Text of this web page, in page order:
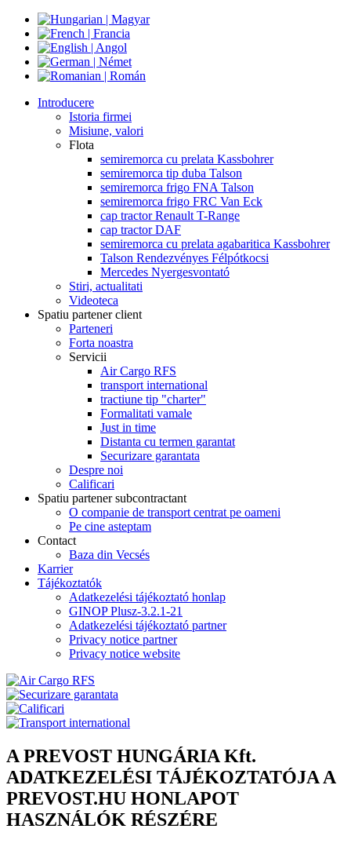
Introducere
Istoria firmei
Misiune, valori
Flota
semiremorca cu prelata Kassbohrer
semiremorca tip duba Talson
semiremorca frigo FNA Talson
semiremorca frigo FRC Van Eck
cap tractor Renault T-Range
cap tractor DAF
semiremorca cu prelata agabaritica Kassbohrer
Talson Rendezvényes Félpótkocsi
Mercedes Nyergesvontató
Stiri, actualitati
Videoteca
Spatiu partener client
Parteneri
Forta noastra
Servicii
Air Cargo RFS
transport international
tractiune tip "charter"
Formalitati vamale
Just in time
Distanta cu termen garantat
Securizare garantata
Despre noi
Calificari
Spatiu partener subcontractant
O companie de transport centrat pe oameni
Pe cine asteptam
Contact
Baza din Vecsés
Karrier
Tájékoztatók
Adatkezelési tájékoztató honlap
GINOP Plusz-3.2.1-21
Adatkezelési tájékoztató partner
Privacy notice partner
Privacy notice website
A PREVOST HUNGÁRIA Kft.
ADATKEZELÉSI TÁJÉKOZTATÓJA A
PREVOST.HU HONLAPOT
HASZNÁLÓK RÉSZÉRE